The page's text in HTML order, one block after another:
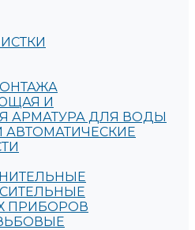
И
АРМАТУРА ДЛЯ ВОДЫ
ПРИБОРОВ